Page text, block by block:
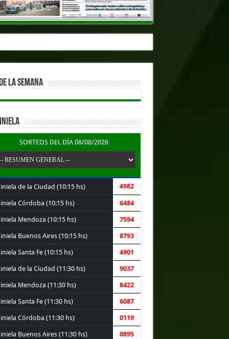
LA SEMANA
SORTEOS DEL DÍA 08/08/2026
de la Ciudad (10:15 hs) 4982
Córdoba (10:15 hs) 6484
Mendoza (10:15 hs) 7594
Buenos Aires (10:15 hs) 8793
Santa Fe (10:15 hs) 4901
de la Ciudad (11:30 hs) 9037
Mendoza (11:30 hs) 8422
Santa Fe (11:30 hs) 6087
Córdoba (11:30 hs) 0119
Buenos Aires (11:30 hs) 0895